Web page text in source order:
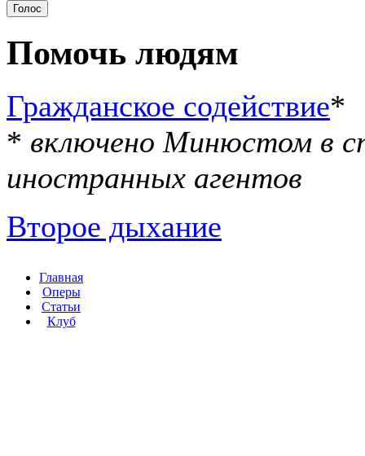
Помочь людям
Гражданское содействие*
* включено Минюстом в
иностранных агентов
Второе дыхание
Главная
Оперы
Статьи
Клуб